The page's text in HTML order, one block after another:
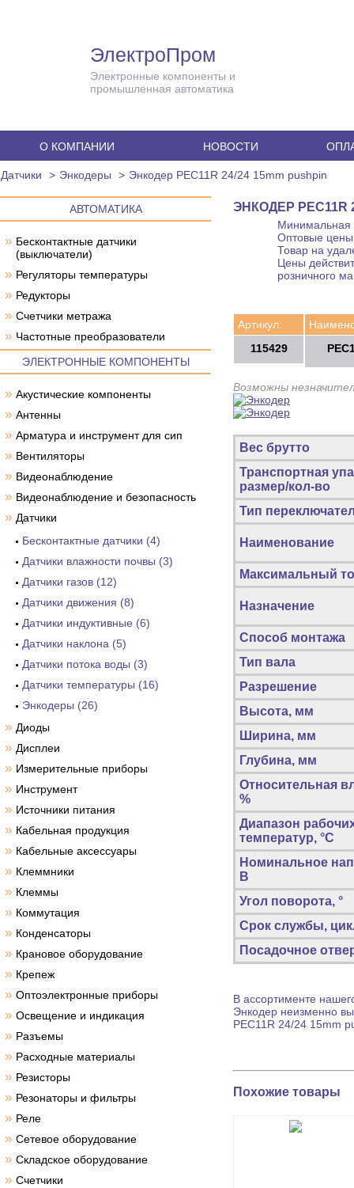
ЭлектроПром
Электронные компоненты и
промышленная автоматика
О КОМПАНИИ НОВОСТИ
Датчики Энкодеры Энкодер PEC11R 24/24 15mm pushpin
АВТОМАТИКА
» Бесконтактные датчики
(выключатели)
» Регуляторы температуры
» Редукторы
» Счетчики метража
» Частотные преобразователи
ЭЛЕКТРОННЫЕ КОМПОНЕНТЫ
» Акустические компоненты
» Антенны
» Арматура и инструмент для сип
» Вентиляторы
» Видеонаблюдение
» Видеонаблюдение и безопасность
» Датчики
Бесконтактные датчики (4)
Датчики влажности почвы (3)
Датчики газов (12)
Датчики движения (8)
Датчики индуктивные (6)
Датчики наклона (5)
Датчики потока воды (3)
Датчики температуры (16)
Энкодеры (26)
» Диоды
» Дисплеи
» Измерительные приборы
» Инструмент
» Источники питания
» Кабельная продукция
» Кабельные аксессуары
» Клеммники
» Клеммы
» Коммутация
» Конденсаторы
» Крановое оборудование
» Крепеж
» Оптоэлектронные приборы
» Освещение и индикация
» Разъемы
» Расходные материалы
» Резисторы
» Резонаторы и фильтры
» Реле
» Сетевое оборудование
» Складское оборудование
» Счетчики
ЭНКОДЕР PEC11R
Минимальная
Оптовые цены
Товар на
Цены
розничного
Артикул:
115429
Возможны
Вес брутто
Транспортная
размер/кол-во
Тип
Наименование
Максимальный
Назначение
Способ монтажа
Тип вала
Разрешение
Высота, мм
Ширина, мм
Глубина, мм
Относительная
%
Диапазон
температур, °C
Номинальное
В
Угол поворота, °
Срок службы,
Посадочное
В ассортименте
Энкодер неизменно
PEC11R 24/24 15mm
Похожие товары